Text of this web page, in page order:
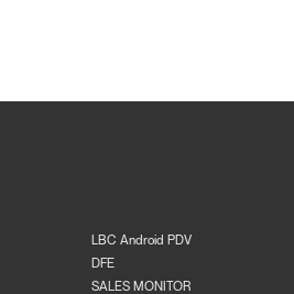
LBC Android PDV
DFE
SALES MONITOR